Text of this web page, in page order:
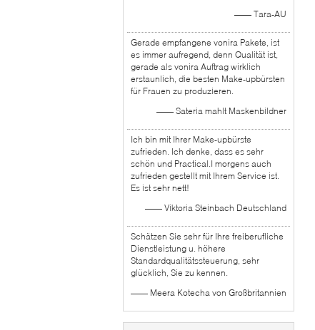
—— Tara-AU
Gerade empfangene vonira Pakete, ist
es immer aufregend, denn Qualität ist,
gerade als vonira Auftrag wirklich
erstaunlich, die besten Make-upbürsten
für Frauen zu produzieren.
—— Sateria mahlt Maskenbildner
Ich bin mit Ihrer Make-upbürste
zufrieden. Ich denke, dass es sehr
schön und Practical.I morgens auch
zufrieden gestellt mit Ihrem Service ist.
Es ist sehr nett!
—— Viktoria Steinbach Deutschland
Schätzen Sie sehr für Ihre freiberufliche
Dienstleistung u. höhere
Standardqualitätssteuerung, sehr
glücklich, Sie zu kennen.
—— Meera Kotecha von Großbritannien